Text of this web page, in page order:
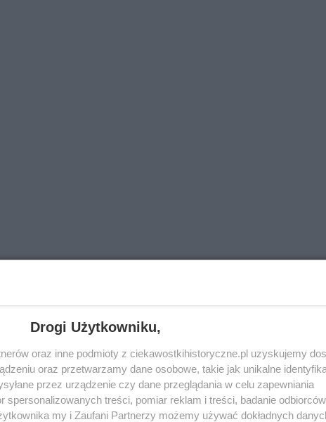
Drogi Użytkowniku,
oraz inne podmioty z ciekawostkihistoryczne.pl uzyskujemy
oraz przetwarzamy dane osobowe, takie jak unikalne
przez urządzenie czy dane przeglądania w celu zapewniania
spersonalizowanych treści, pomiar reklam i treści, badanie
my i Zaufani Partnerzy możemy używać dokładnych